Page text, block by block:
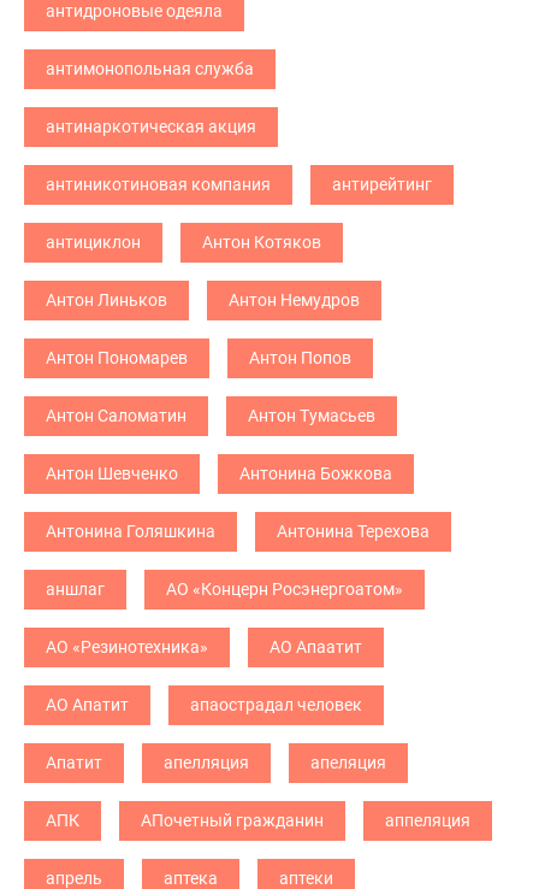
антидроновые одеяла
антимонопольная служба
антинаркотическая акция
антиникотиновая компания антирейтинг
антициклон Антон Котяков
Антон Линьков Антон Немудров
Антон Пономарев Антон Попов
Антон Саломатин Антон Тумасьев
Антон Шевченко Антонина Божкова
Антонина Голяшкина Антонина Терехова
аншлаг АО «Концерн Росэнергоатом»
АО «Резинотехника» АО Апаатит
АО Апатит апаострадал человек
Апатит апелляция апеляция
АПК АПочетный гражданин аппеляция
апрель аптека аптеки